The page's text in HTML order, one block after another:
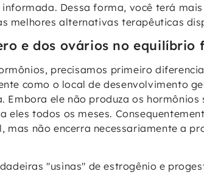
Dessa forma, você terá
melhores alternativas terapêuticas
e dos ovários no equilíbrio
precisamos primeiro
como o local de desenvolvimento
Embora ele não produza os hormônios
eles todos os meses.
não encerra necessariamente a
"usinas" de estrogênio e